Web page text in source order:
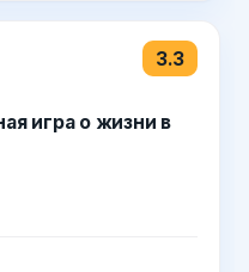
3.3
игра о жизни в